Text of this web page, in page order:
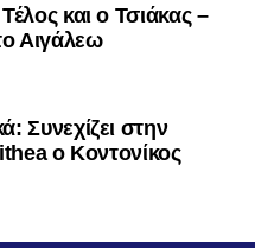
και ο Τσιάκας –
Αιγάλεω
Συνεχίζει στην
ο Κοντονίκος